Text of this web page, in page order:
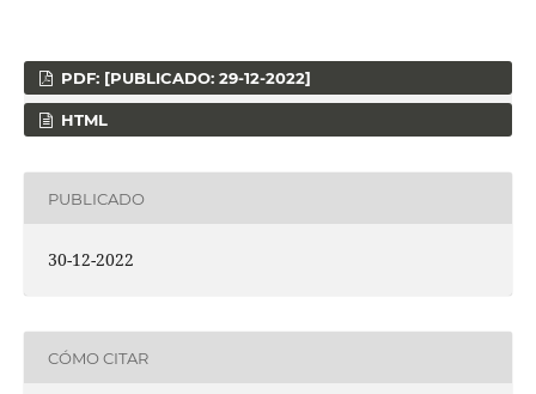
PDF: [PUBLICADO: 29-12-2022]
HTML
PUBLICADO
30-12-2022
CÓMO CITAR